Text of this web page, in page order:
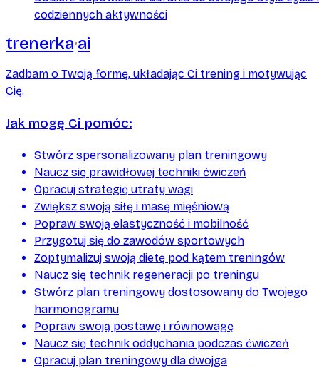
codziennych aktywności
trenerka ai
Zadbam o Twoją formę, układając Ci trening i motywując
Cię.
Jak mogę Ci pomóc:
Stwórz spersonalizowany plan treningowy
Naucz się prawidłowej techniki ćwiczeń
Opracuj strategię utraty wagi
Zwiększ swoją siłę i masę mięśniową
Popraw swoją elastyczność i mobilność
Przygotuj się do zawodów sportowych
Zoptymalizuj swoją dietę pod kątem treningów
Naucz się technik regeneracji po treningu
Stwórz plan treningowy dostosowany do Twojego
harmonogramu
Popraw swoją postawę i równowagę
Naucz się technik oddychania podczas ćwiczeń
Opracuj plan treningowy dla dwojga